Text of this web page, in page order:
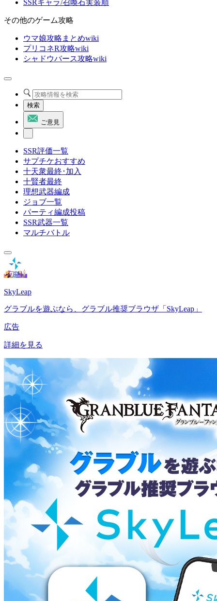
SSRキャラ/召喚石実装順
その他のゲーム攻略
ウマ娘攻略まとめwiki
プリコネR攻略wiki
シャドウバース攻略wiki
検索
ご意見
SSR評価一覧
サプチケおすすめ
十天衆最終･加入
十賢者最終
理想武器編成
ジョブ一覧
パーティ編成投稿
SSR武器一覧
マルチバトル
SkyLeap
グラブルを遊ぶなら、グラブル推奨ブラウザ「SkyLeap」
広告
詳細を見る